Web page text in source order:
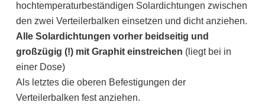
hochtemperaturbeständigen Solardichtungen zwischen
den zwei Verteilerbalken einsetzen und dicht anziehen.
Alle Solardichtungen vorher beidseitig und
großzügig (!) mit Graphit einstreichen (liegt bei in
einer Dose)
Als letztes die oberen Befestigungen der
Verteilerbalken fest anziehen.